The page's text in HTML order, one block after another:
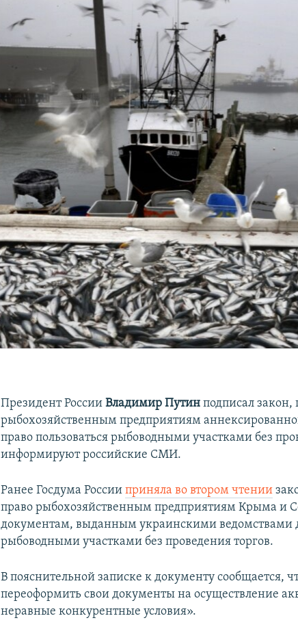
Президент РоссииВладимир Путин подписал
рыбохозяйственным предприятиям
право пользоваться рыбоводными участками без
информируют российские СМИ.
Ранее Госдума Россииприняла во втором чтении
право рыбохозяйственным предприятиям Крыма и
документам, выданным украинскими ведомствами
рыбоводными участками без проведения торгов.
В пояснительной записке к документу сообщается,
переоформить свои документы на осуществление
неравные конкурентные условия».